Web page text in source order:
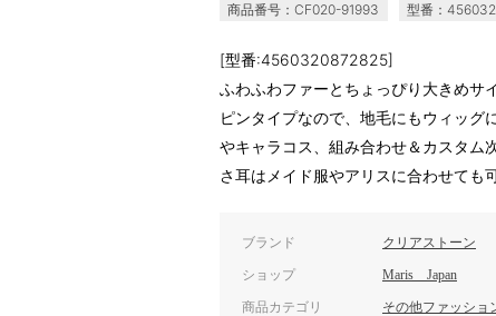
商品番号：CF020-91993 型番：
[型番:4560320872825]
ふわふわファーとちょっぴり大きめサ
ピンタイプなので、地毛にもウィッグ
やキャラコス、組み合わせ＆カスタム
さ耳はメイド服やアリスに合わせても
ブランド クリアストーン
ショップ Maris Japan
商品カテゴリ その他ファッショ